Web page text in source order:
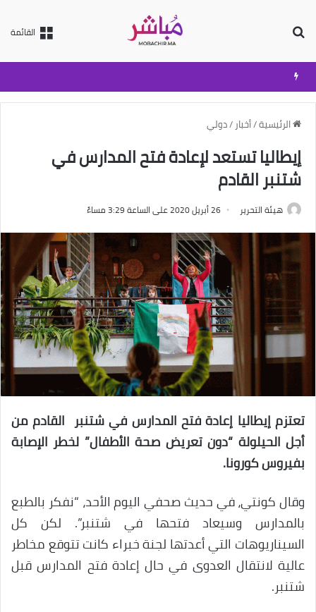
القائمة
الرئيسية/أخبار /دولي
إيطاليا تستعد لإعادة فتح المدارس في
شتنبر القادم
هيئة التحرير 26 أبريل 2020 على الساعة 3:29 مساءً
تعتزم إيطاليا إعادة فتح المدارس في شتنبر القادم من
أجل الحيلولة “دون تعريض صحة الأطفال” لخطر الإصابة
بفيروس كورونا.
وقال كونتي، في حديث صحفي اليوم الأحد، “نفكر بالطبع
بالمدارس وسيعاد فتحها في شتنبر”. لكن كل
السيناريوهات التي أعدتها لجنة خبراء كانت تتوقع مخاطر
عالية لانتقال العدوى في حال إعادة فتح المدارس قبل
شتنبر.